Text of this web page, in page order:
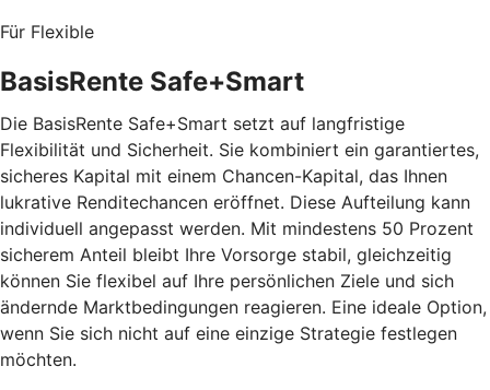
Für Flexible
BasisRente Safe+Smart
Die BasisRente Safe+Smart setzt auf langfristige
Flexibilität und Sicherheit. Sie kombiniert ein garantiertes,
sicheres Kapital mit einem Chancen-Kapital, das Ihnen
lukrative Renditechancen eröffnet. Diese Aufteilung kann
individuell angepasst werden. Mit mindestens 50 Prozent
sicherem Anteil bleibt Ihre Vorsorge stabil, gleichzeitig
können Sie flexibel auf Ihre persönlichen Ziele und sich
ändernde Marktbedingungen reagieren. Eine ideale Option,
wenn Sie sich nicht auf eine einzige Strategie festlegen
möchten.